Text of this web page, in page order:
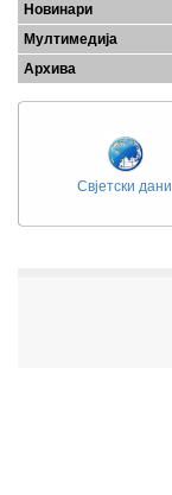
Новинари
Мултимедија
Архива
Свјетски дани